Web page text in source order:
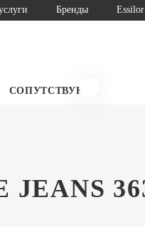
Бренды
СОПУТСТВУЮЩИЕ
JEANS